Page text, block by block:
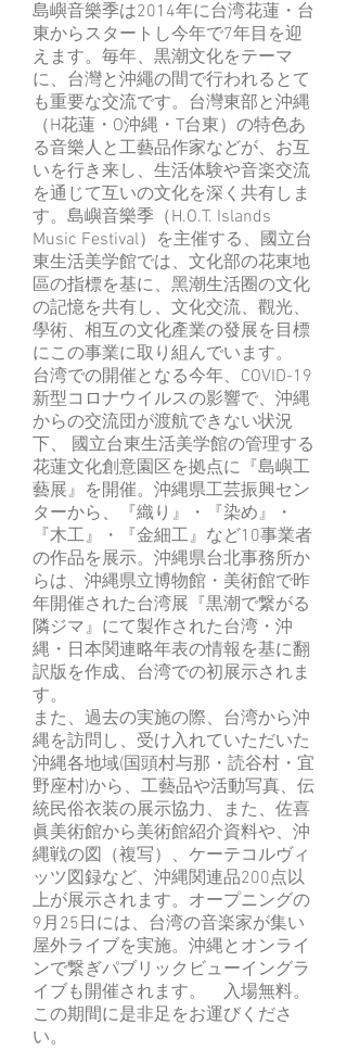
島嶼音樂季は2014年に台湾花蓮・台
東からスタートし今年で7年目を迎
えます。毎年、黒潮文化をテーマ
に、台灣と沖繩の間で行われるとて
も重要な交流です。台灣東部と沖縄
（H花蓮・O沖縄・T台東）の特色あ
る音樂人と工藝品作家などが、お互
いを行き来し、生活体験や音楽交流
を通じて互いの文化を深く共有しま
す。島嶼音樂季（H.O.T. Islands
Music Festival）を主催する、國立台
東生活美学館では、文化部の花東地
區の指標を基に、黑潮生活圈の文化
の記憶を共有し、文化交流、觀光、
學術、相互の文化產業の發展を目標
にこの事業に取り組んでいます。
台湾での開催となる今年、COVID-19
新型コロナウイルスの影響で、沖縄
からの交流団が渡航できない状況
下、 國立台東生活美学館の管理する
花蓮文化創意園区を拠点に『島嶼工
藝展』を開催。沖縄県工芸振興セン
ターから、『織り』・『染め』・
『木工』・『金細工』など10事業者
の作品を展示。沖縄県台北事務所か
らは、沖縄県立博物館・美術館で昨
年開催された台湾展『黒潮で繋がる
隣ジマ』にて製作された台湾・沖
縄・日本関連略年表の情報を基に翻
訳版を作成、台湾での初展示されま
す。
また、過去の実施の際、台湾から沖
縄を訪問し、受け入れていただいた
沖縄各地域(国頭村与那・読谷村・宜
野座村)から、工藝品や活動写真、伝
統民俗衣装の展示協力、また、佐喜
眞美術館から美術館紹介資料や、沖
縄戦の図（複写）、ケーテコルヴィ
ッツ図録など、沖縄関連品200点以
上が展示されます。オープニングの
9月25日には、台湾の音楽家が集い
屋外ライブを実施。沖縄とオンライ
ンで繋ぎパブリックビューイングラ
イブも開催されます。 入場無料。
この期間に是非足をお運びくださ
い。